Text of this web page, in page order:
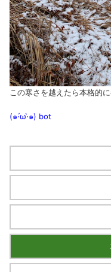
この寒さを越えたら本格的
(๑·́ω·̀๑) bot